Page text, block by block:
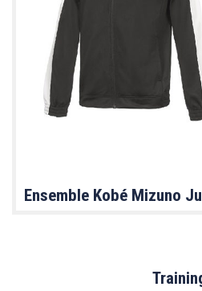
Ensemble Kobé Mizuno